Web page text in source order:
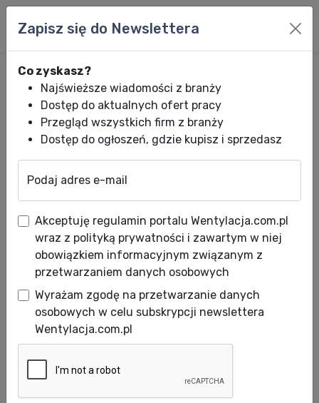
Panasonic: Zdalna kontrola
nad urządzeniami Etherea
Data publikacji: 09.08.2011
Data aktualizacji: 10.08.2011
Panasonic wprowadził na polski rynek nowy
moduł komunikacyjny. IntesisBox PA-AC-KNX-
1, działający z urządzeniami klimatyzacyjnymi
Zapisz się do Newslettera
Co zyskasz?
Najświeższe wiadomości z branży
Dostęp do aktualnych ofert pracy
Przegląd wszystkich firm z branży
Dostęp do ogłoszeń, gdzie kupisz i sprzedasz
Podaj adres e-mail
Akceptuję regulamin portalu Wentylacja.com.pl
wraz z polityką prywatności i zawartym w niej
obowiązkiem informacyjnym związanym z
przetwarzaniem danych osobowych
Wyrażam zgodę na przetwarzanie danych
osobowych w celu subskrypcji newslettera
Wentylacja.com.pl